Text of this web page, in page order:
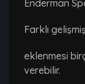
Enderman
Farklı
eklenmesi
verebilir.